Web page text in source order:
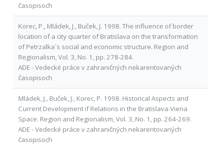
časopisoch
Korec, P., Mládek, J., Buček, J. 1998. The influence of border
location of a city quarter of Bratislava on the transformation
of Petrzalka`s social and economic structure. Region and
Regionalism, Vol. 3, No. 1, pp. 278-284.
ADE - Vedecké práce v zahraničných nekarentovaných
časopisoch
Mládek, J., Buček, J., Korec, P. 1998. Historical Aspects and
Current Development if Relations in the Bratislava-Viena
Space. Region and Regionalism, Vol. 3, No. 1, pp. 264-269.
ADE - Vedecké práce v zahraničných nekarentovaných
časopisoch